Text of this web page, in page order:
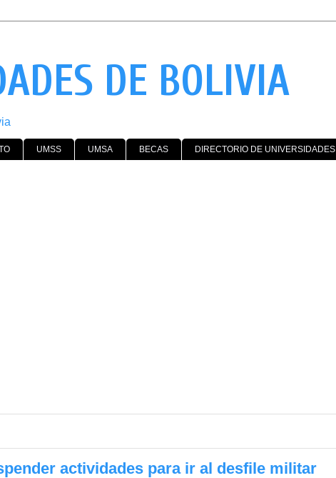
DE BOLIVIA
UMSS UMSA BECAS DIRECTORIO DE UNIVERSIDADES
actividades para ir al desfile militar